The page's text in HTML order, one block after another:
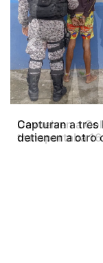
Capturan a
detienen a otro
Previous